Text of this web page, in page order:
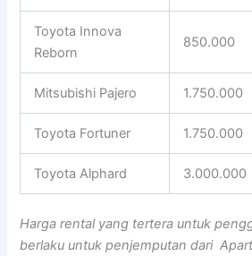
Toyota Innova
Reborn
850.000
Mitsubishi Pajero 1.750.000
Toyota Fortuner 1.750.000
Toyota Alphard 3.000.000
Harga rental yang tertera untuk
berlaku untuk penjemputan dari